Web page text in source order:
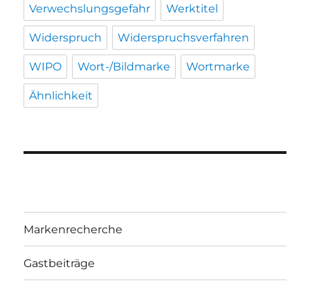
Verwechslungsgefahr Werktitel
Widerspruch Widerspruchsverfahren
WIPO Wort-/Bildmarke Wortmarke
Ähnlichkeit
Markenrecherche
Gastbeiträge